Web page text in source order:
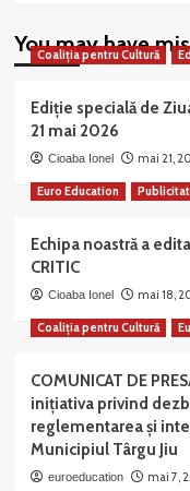
You may have
Coaliția pentru Cultură
Ediție specială de
21 mai 2026
Cioaba Ionel mai 21,
Euro Education
Echipa noastră a
CRITIC
Cioaba Ionel mai 18,
Coaliția pentru Cultură
COMUNICAT DE
inițiativa privind
reglementarea și
Municipiul Târgu Jiu
euroeducation mai 7,